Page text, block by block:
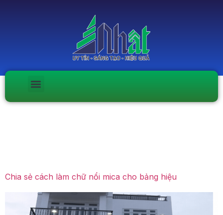
Chia sẻ cách làm chữ nổi mica cho bảng hiệu